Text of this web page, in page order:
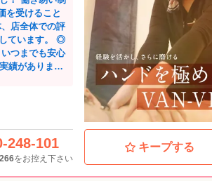
店全体での評
ています。 ◎
ポートします!
248-101
をお控え下さい
キープする